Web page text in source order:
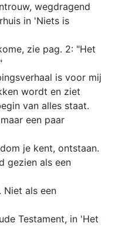
wegdragend
in 'Niets is
zie pag. 2: "Het
is voor mij
wordt en ziet
van alles staat.
een paar
je kent, ontstaan.
gezien als een
Niet als een
Testament, in 'Het